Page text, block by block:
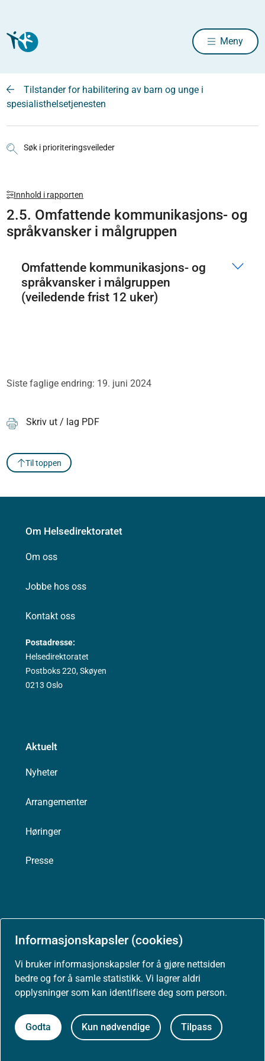
Informasjonskapsler (cookies)
Vi bruker informasjonskapsler for å gjøre nettsiden
bedre og for å samle statistikk. Vi lagrer aldri
opplysninger som kan identifisere deg som person.
Godta Kun nødvendige Tilpass
Meny
Tilstander for habilitering av barn og unge i
spesialisthelsetjenesten
Søk i prioriteringsveileder
Innhold i rapporten
2.5. Omfattende kommunikasjons- og
språkvansker i målgruppen
Omfattende kommunikasjons- og
språkvansker i målgruppen
(veiledende frist 12 uker)
Siste faglige endring: 19. juni 2024
Skriv ut / lag PDF
Til toppen
Om Helsedirektoratet
Om oss
Jobbe hos oss
Kontakt oss
Postadresse:
Helsedirektoratet
Postboks 220, Skøyen
0213 Oslo
Aktuelt
Nyheter
Arrangementer
Høringer
Presse
Tilgjengelighetserklæring (uustatus.no)
Nyhetsvarsel og abonnement